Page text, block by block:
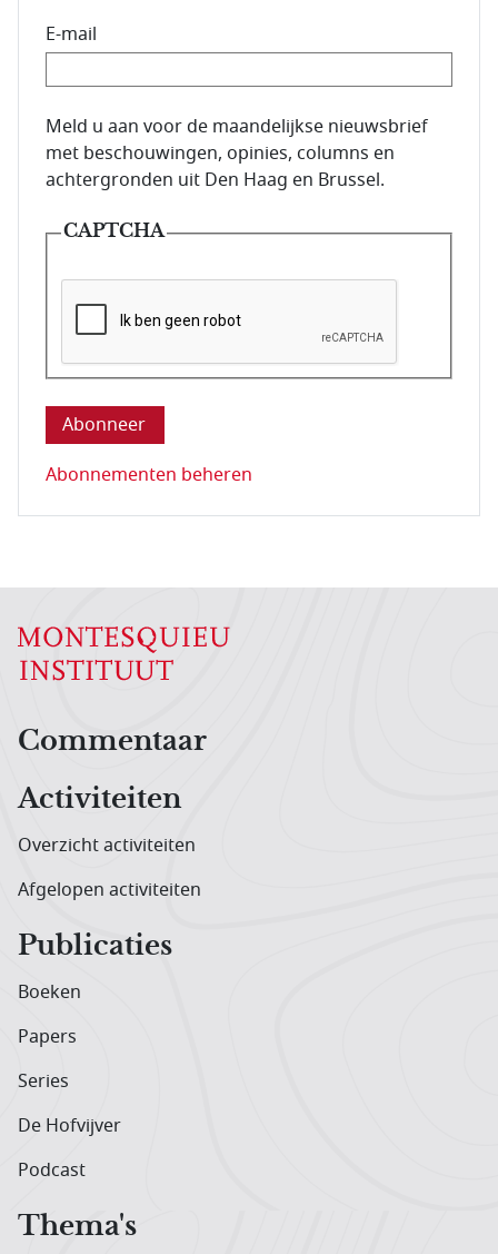
E-mail
E-mailadres van de abonnee.
Meld u aan voor de maandelijkse nieuwsbrief
met beschouwingen, opinies, columns en
achtergronden uit Den Haag en Brussel.
CAPTCHA
Deze vraag is om te controleren dat u een mens
Abonnementen beheren
Hoofdnavigatiemenu
Commentaar
Activiteiten
Overzicht activiteiten
Afgelopen activiteiten
Publicaties
Boeken
Papers
Series
De Hofvijver
Podcast
Thema's